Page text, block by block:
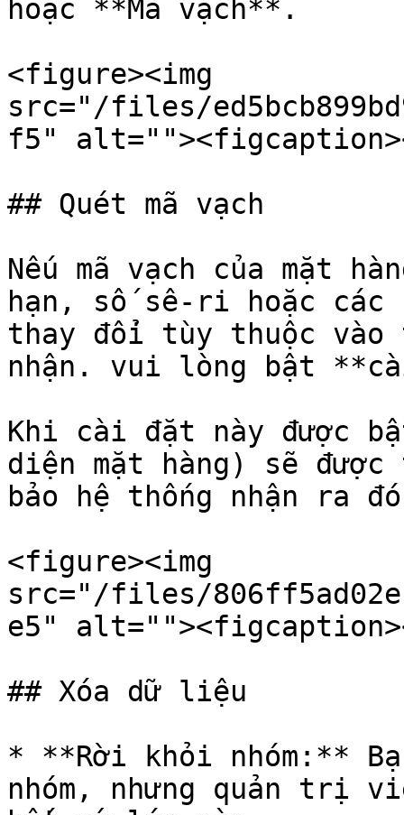
hoặc **Mã vạch**.
<figure><img
src="/files/
f5"
## Quét mã vạch
Nếu mã vạch của mặt
hạn, số sê-ri hoặc các
thay đổi tùy thuộc vào
nhận. vui lòng bật
Khi cài đặt này được
diện mặt hàng) sẽ
bảo hệ thống nhận ra
<figure><img
src="/files/
e5"
## Xóa dữ liệu
* **Rời khỏi nhóm:**
nhóm, nhưng quản trị